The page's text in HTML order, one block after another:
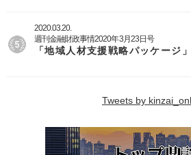
2020.03.20.
週刊金融財政事情2020年3月23日号
「地域人材支援戦略パッケージ
Tweets by